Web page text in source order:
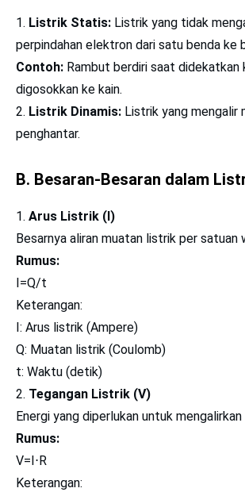
Listrik Statis: Listrik yang tidak
perpindahan elektron dari satu benda ke
Contoh: Rambut berdiri saat didekatkan
digosokkan ke kain.
Listrik Dinamis: Listrik yang mengalir
penghantar.
B. Besaran-Besaran dalam
Arus Listrik (I)
Besarnya aliran muatan listrik per satuan
Rumus:
I=Q/t
​Keterangan:
I: Arus listrik (Ampere)
Q: Muatan listrik (Coulomb)
t: Waktu (detik)
Tegangan Listrik (V)
Energi yang diperlukan untuk
Rumus:
V=I⋅R
Keterangan: